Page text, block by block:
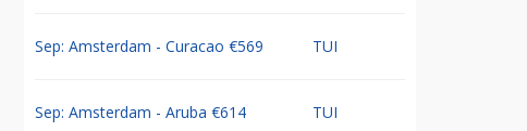
Sep: Amsterdam - Curacao €569 TUI
Sep: Amsterdam - Aruba €614 TUI